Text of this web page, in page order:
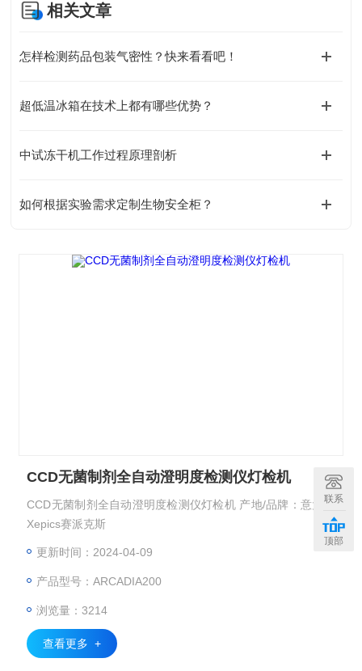
相关文章
怎样检测药品包装气密性？快来看看吧！
超低温冰箱在技术上都有哪些优势？
中试冻干机工作过程原理剖析
如何根据实验需求定制生物安全柜？
CCD无菌制剂全自动澄明度检测仪灯检机
CCD无菌制剂全自动澄明度检测仪灯检机 产地/品牌：意大利
Xepics赛派克斯
更新时间：2024-04-09
产品型号：ARCADIA200
浏览量：3214
查看更多 +
联系
顶部